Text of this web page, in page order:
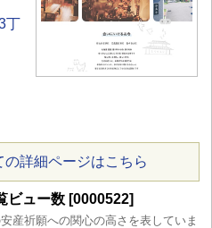
丁
詳細ページはこちら
ビュー数 [0000522]
産祈願への関心の高さを表していま